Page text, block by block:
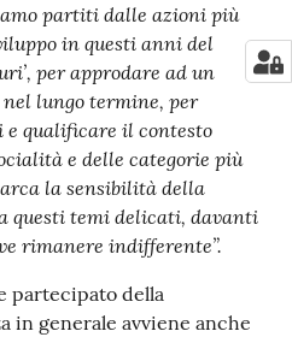
partiti dalle azioni più
in questi anni del
per approdare ad un
lungo termine, per
qualificare il contesto
e delle categorie più
la sensibilità della
questi temi delicati, davanti
rimanere indifferente”.
partecipato della
in generale avviene anche